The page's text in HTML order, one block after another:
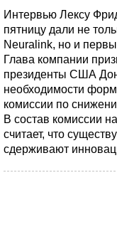
Интервью Лексу
пятницу дали не
Neuralink, но и
Глава компании
президенты США
необходимости
комиссии по
В состав комиссии
считает, что
сдерживают